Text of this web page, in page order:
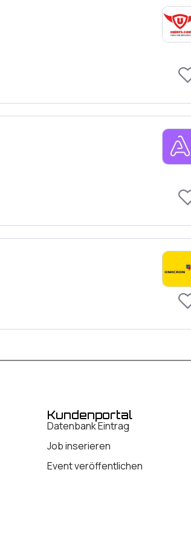
Kundenportal
Datenbank Eintrag
Job inserieren
Event veröffentlichen